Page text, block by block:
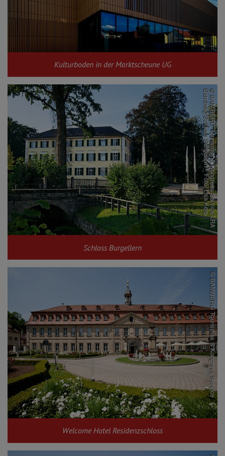
Kulturboden in der Marktscheune UG
Schloss Burgellern
Welcome Hotel Residenzschloss